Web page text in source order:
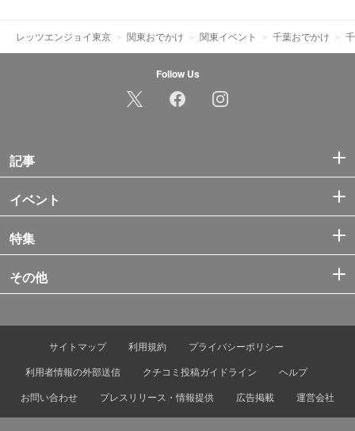
レッツエンジョイ東京 関東おでかけ 関東イベント 千葉おでかけ
Follow Us
記事
イベント
特集
その他
サイトマップ 利用規約
プライバシーポリシー
利用者情報の外部送信
クチコミ投稿ガイドライン
ヘルプ
お問い合わせ
プレスリリース・情報提供 広告掲載 運営会社